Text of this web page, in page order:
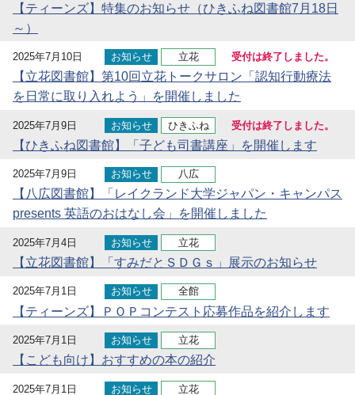
【ティーンズ】特集のお知らせ（ひきふね図書館7月18日
～）
2025年7月10日 お知らせ 立花 受付は終了しました。
【立花図書館】第10回立花トークサロン「認知行動療法
を日常に取り入れよう」を開催しました
2025年7月9日 お知らせ ひきふね 受付は終了しました。
【ひきふね図書館】「子ども司書講座」を開催します
2025年7月9日 お知らせ 八広
【八広図書館】「レイクランド大学ジャパン・キャンパス
presents 英語のおはなし会」を開催しました
2025年7月4日 お知らせ 立花
【立花図書館】「すみだとＳＤＧｓ」展示のお知らせ
2025年7月1日 お知らせ 全館
【ティーンズ】ＰＯＰコンテスト応募作品を紹介します
2025年7月1日 お知らせ 立花
【こども向け】おすすめの本の紹介
2025年7月1日 お知らせ 立花